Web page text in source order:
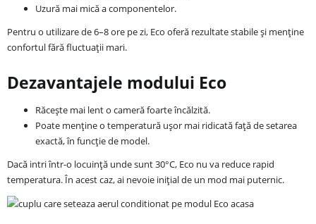
Uzură mai mică a componentelor.
Pentru o utilizare de 6–8 ore pe zi, Eco oferă rezultate stabile și menține
confortul fără fluctuații mari.
Dezavantajele modului Eco
Răcește mai lent o cameră foarte încălzită.
Poate menține o temperatură ușor mai ridicată față de setarea
exactă, în funcție de model.
Dacă intri într-o locuință unde sunt 30°C, Eco nu va reduce rapid
temperatura. În acest caz, ai nevoie inițial de un mod mai puternic.